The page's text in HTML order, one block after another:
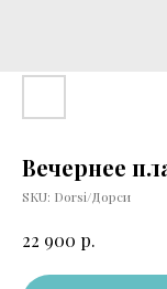
Вечернее
SKU: Dorsi/Дорси
22 900 р.